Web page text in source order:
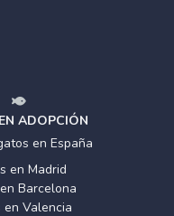
ADOPCIÓN
en España
en Madrid
Barcelona
en Valencia